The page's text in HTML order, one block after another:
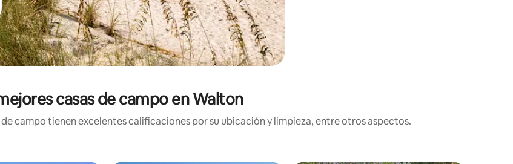
casas de campo en Walton
de campo tienen excelentes calificaciones por su ubicación y limpieza, entre otros aspectos.